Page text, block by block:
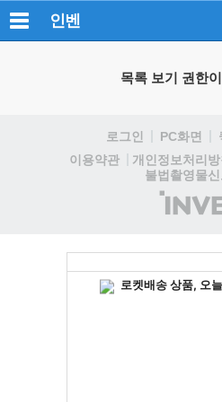
인벤
목록 보기 권한
로그인 PC화면
이용약관
개인정보처리방
불법촬영물신
(주)
인